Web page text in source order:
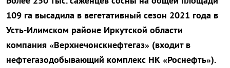
109 га высадила в вегетативный сезон 2021 года в
Усть-Илимском районе Иркутской области
компания «Верхнечонскнефтегаз» (входит в
нефтегазодобывающий комплекс НК «Роснефть»).